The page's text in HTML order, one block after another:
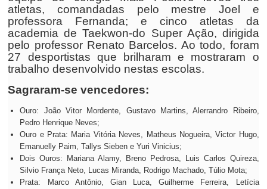
atletas, comandadas pelo mestre Joel e
professora Fernanda; e cinco atletas da
academia de Taekwon-do Super Ação, dirigida
pelo professor Renato Barcelos. Ao todo, foram
27 desportistas que brilharam e mostraram o
trabalho desenvolvido nestas escolas.
Sagraram-se vencedores:
Ouro: João Vitor Mordente, Gustavo Martins, Alerrandro Ribeiro,
Pedro Henrique Neves;
Ouro e Prata: Maria Vitória Neves, Matheus Nogueira, Victor Hugo,
Emanuelly Paim, Tallys Sieben e Yuri Vinicius;
Dois Ouros: Mariana Alamy, Breno Pedrosa, Luis Carlos Quireza,
Silvio França Neto, Lucas Miranda, Rodrigo Machado, Túlio Mota;
Prata: Marco Antônio, Gian Luca, Guilherme Ferreira, Letícia